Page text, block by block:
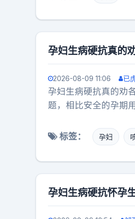
孕妇生病硬抗真的
2026-08-09 11:06 已
孕妇生病硬抗真的劝
题，相比安全的孕期
标签： 孕妇
孕妇生病硬抗怀孕